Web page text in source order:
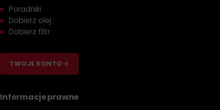
Poradniki
Dobierz olej
Dobierz filtr
TWOJE KONTO
Informacje prawne